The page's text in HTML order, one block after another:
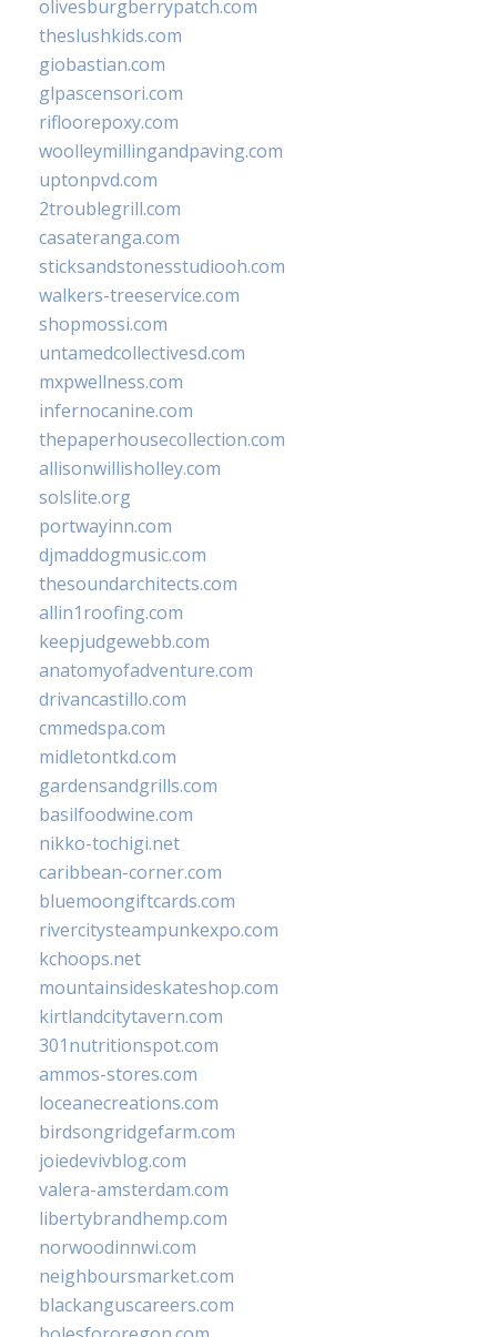
olivesburgberrypatch.com
theslushkids.com
giobastian.com
glpascensori.com
rifloorepoxy.com
woolleymillingandpaving.com
uptonpvd.com
2troublegrill.com
casateranga.com
sticksandstonesstudiooh.com
walkers-treeservice.com
shopmossi.com
untamedcollectivesd.com
mxpwellness.com
infernocanine.com
thepaperhousecollection.com
allisonwillisholley.com
solslite.org
portwayinn.com
djmaddogmusic.com
thesoundarchitects.com
allin1roofing.com
keepjudgewebb.com
anatomyofadventure.com
drivancastillo.com
cmmedspa.com
midletontkd.com
gardensandgrills.com
basilfoodwine.com
nikko-tochigi.net
caribbean-corner.com
bluemoongiftcards.com
rivercitysteampunkexpo.com
kchoops.net
mountainsideskateshop.com
kirtlandcitytavern.com
301nutritionspot.com
ammos-stores.com
loceanecreations.com
birdsongridgefarm.com
joiedevivblog.com
valera-amsterdam.com
libertybrandhemp.com
norwoodinnwi.com
neighboursmarket.com
blackanguscareers.com